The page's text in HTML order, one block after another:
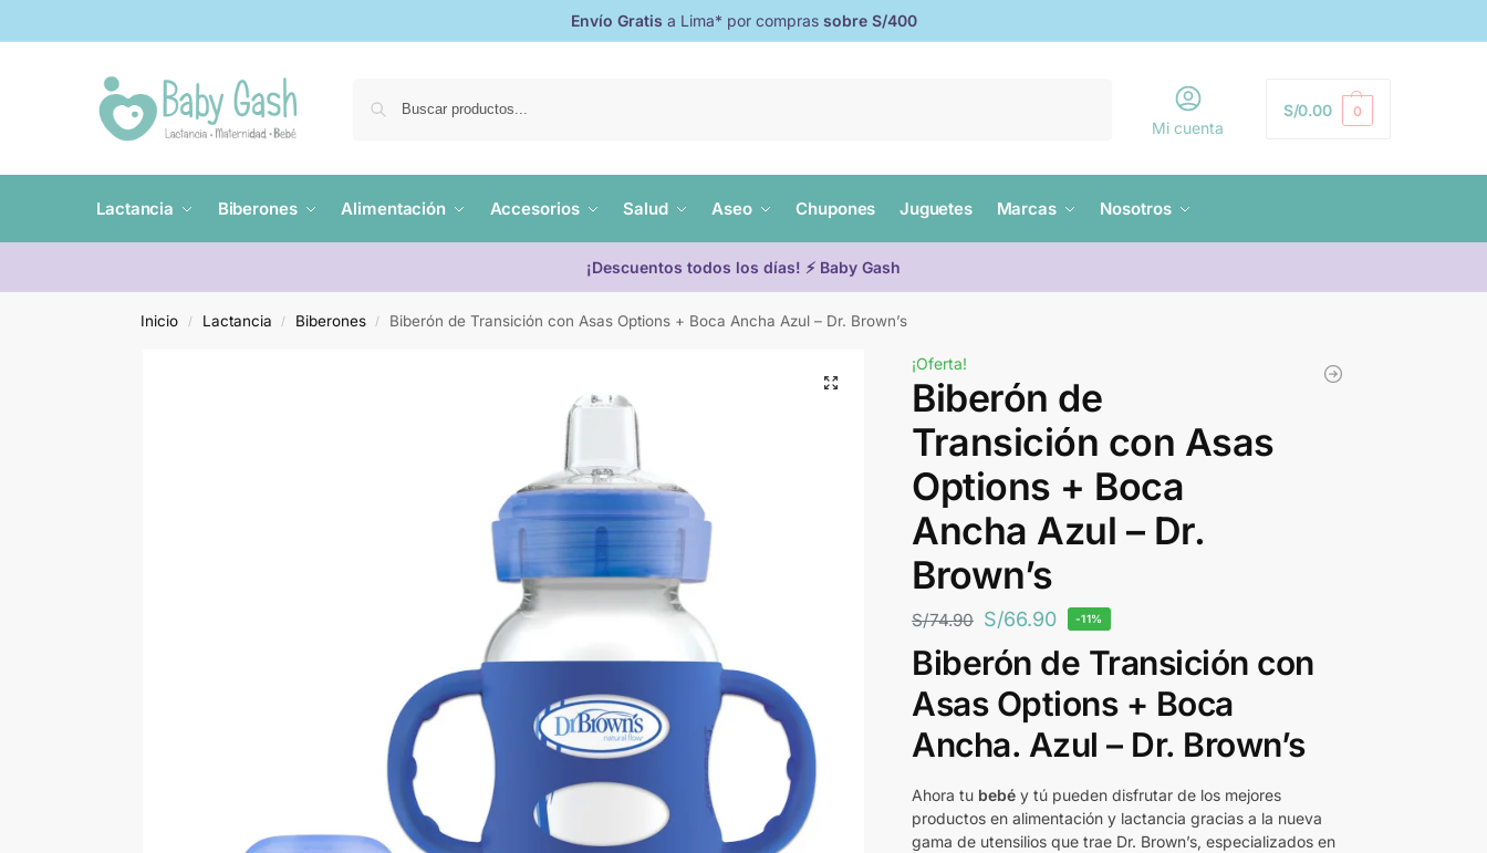
Envío Gratis a Lima* por compras sobre S/400
Mi cuenta
S/0.00 0
Lactancia Biberones Alimentación Accesorios Salud Aseo Chupones Juguetes Marcas Nosotros
¡Descuentos todos los días! ⚡ Baby Gash
Inicio / Lactancia / Biberones / Biberón de Transición con Asas Options + Boca Ancha Azul – Dr. Brown’s
¡Oferta!
Biberón de
Transición con Asas
Options + Boca
Ancha Azul – Dr.
Brown’s
S/74.90 S/66.90 -11%
Biberón de Transición con
Asas Options + Boca
Ancha. Azul – Dr. Brown’s
Ahora tu bebé y tú pueden disfrutar de los mejores
productos en alimentación y lactancia gracias a la nueva
gama de utensilios que trae Dr. Brown’s, especializados en